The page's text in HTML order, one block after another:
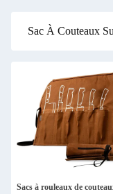
Sac À Couteaux
Sacs à rouleaux de